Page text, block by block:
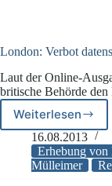
London: Verbot
Laut der Online-
britische Behörde
Weiterlesen
London:
Verbot
16.08.2013
Erhebung von
Mülleimer